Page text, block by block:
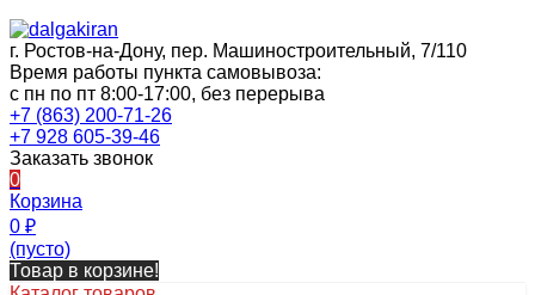
г. Ростов-на-Дону, пер. Машиностроительный, 7/110
Время работы пункта самовывоза:
с пн по пт 8:00-17:00, без перерыва
+7 (863) 200-71-26
+7 928 605-39-46
Заказать звонок
0
Корзина
0 ₽
(пусто)
Товар в корзине!